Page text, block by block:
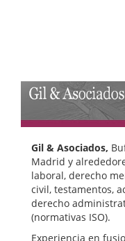
Gil & Asociados,
Madrid y
laboral, derecho
civil, testamentos,
derecho
(normativas ISO).
Experiencia en